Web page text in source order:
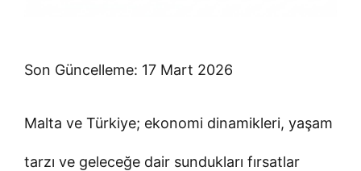
Son Güncelleme: 17 Mart 2026
Malta ve Türkiye; ekonomi dinamikleri, yaşam
tarzı ve geleceğe dair sundukları fırsatlar